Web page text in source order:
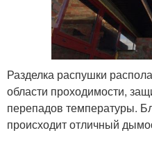
Разделка распушки
области проходимости,
перепадов температуры.
происходит отличный